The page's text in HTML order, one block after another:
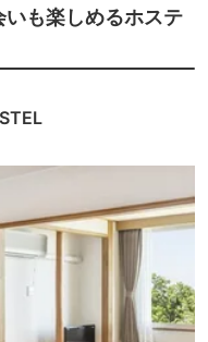
も楽しめるホステ